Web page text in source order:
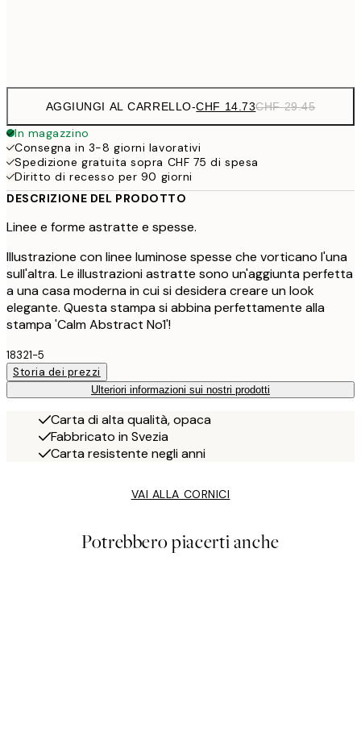
AGGIUNGI AL CARRELLO-CHF 14.73CHF 29.45
In magazzino
Consegna in 3-8 giorni lavorativi
Spedizione gratuita sopra CHF 75 di spesa
Diritto di recesso per 90 giorni
DESCRIZIONE DEL PRODOTTO
Linee e forme astratte e spesse.
Illustrazione con linee luminose spesse che vorticano l'una
sull'altra. Le illustrazioni astratte sono un'aggiunta perfetta
a una casa moderna in cui si desidera creare un look
elegante. Questa stampa si abbina perfettamente alla
stampa 'Calm Abstract No1'!
18321-5
Storia dei prezzi
Ulteriori informazioni sui nostri prodotti
Carta di alta qualità, opaca
Fabbricato in Svezia
Carta resistente negli anni
VAI ALLA CORNICI
Potrebbero piacerti anche